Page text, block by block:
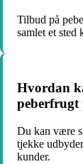
Tilbud på
samlet et sted
Hvordan
peberfrugt
Du kan være
tjekke
kunder.